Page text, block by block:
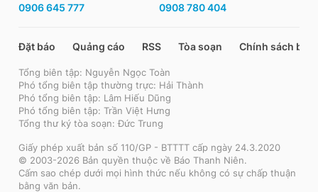
0906 645 777 0908 780 404
Đặt báo Quảng cáo RSS Tòa soạn Chính sách bảo
Tổng biên tập: Nguyễn Ngọc Toàn
Phó tổng biên tập thường trực: Hải Thành
Phó tổng biên tập: Lâm Hiếu Dũng
Phó tổng biên tập: Trần Việt Hưng
Tổng thư ký tòa soạn: Đức Trung
Giấy phép xuất bản số 110/GP - BTTTT cấp ngày 24.3.2020
© 2003-2026 Bản quyền thuộc về Báo Thanh Niên.
Cấm sao chép dưới mọi hình thức nếu không có sự chấp thuận
bằng văn bản.